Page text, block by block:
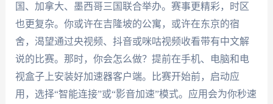
国、加拿大、墨西哥三国联合举办。赛事更精彩，时区
也更复杂。你或许在吉隆坡的公寓，或许在东京的宿
舍，渴望通过央视频、抖音或咪咕视频收看带有中文解
说的比赛。那时，你会怎么做？提前在手机、电脑和电
视盒子上安装好加速器客户端。比赛开始前，启动应
用，选择“智能连接”或“影音加速”模式。应用会为你秒速